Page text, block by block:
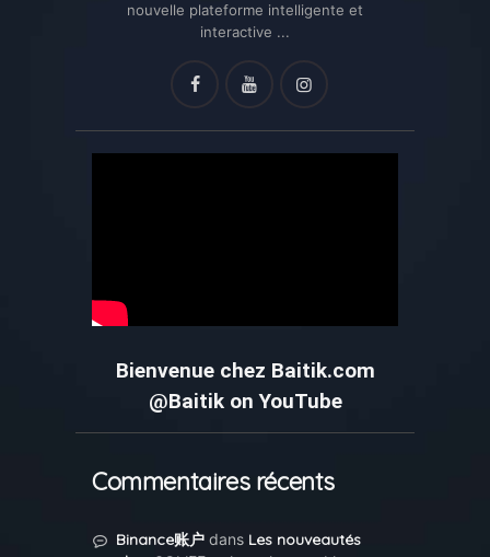
nouvelle plateforme intelligente et
interactive ...
Bienvenue chez Baitik.com
@Baitik on YouTube
Commentaires récents
Binance账户dans Les nouveautés